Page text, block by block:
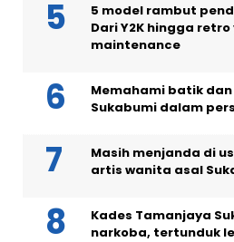
5 model rambut
Dari Y2K hingga
maintenance
Memahami batik
Sukabumi dalam
Masih menjanda di
artis wanita asal
Kades Tamanjaya
narkoba, tertunduk